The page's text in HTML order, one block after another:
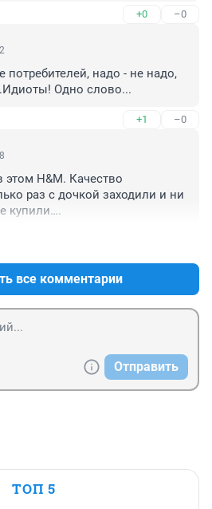
+0 –0
потребителей, надо - не надо,
Одно слово...
+1 –0
этом H&M. Качество
раз с дочкой заходили и ни
купили….
все комментарии
Отправить
ТОП 5